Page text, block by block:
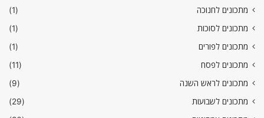
מתכונים לחנוכה
(1)
מתכונים לסוכות
(1)
מתכונים לפורים
(1)
מתכונים לפסח
(11)
מתכונים לראש השנה
(9)
מתכונים לשבועות
(29)